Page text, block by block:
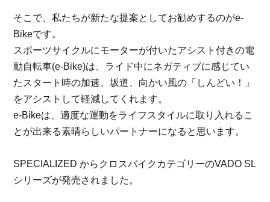
そこで、私たちが新たな提案としてお勧めするのがe-
Bikeです。
スポーツサイクルにモーターが付いたアシスト付きの電
動自転車(e-Bike)は、ライド中にネガティブに感じてい
たスタート時の加速、坂道、向かい風の「しんどい！」
をアシストして軽減してくれます。
e-Bikeは、適度な運動をライフスタイルに取り入れるこ
とが出来る素晴らしいパートナーになると思います。
SPECIALIZED からクロスバイクカテゴリーのVADO SL
シリーズが発売されました。